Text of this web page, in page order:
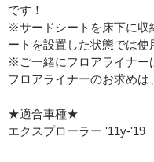
です！
※サードシートを床下に収
ートを設置した状態では使
※ご一緒にフロアライナー
フロアライナーのお求めは、
★適合車種★
エクスプローラー '11y-'19